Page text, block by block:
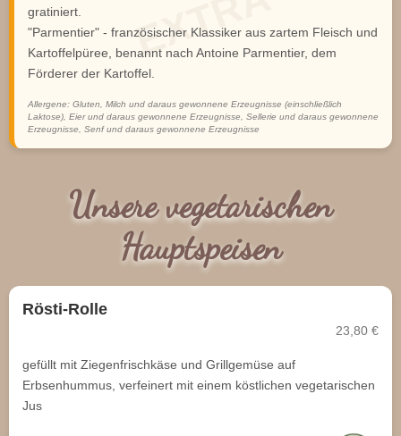
gratiniert.
"Parmentier" - französischer Klassiker aus zartem Fleisch und
Kartoffelpüree, benannt nach Antoine Parmentier, dem
Förderer der Kartoffel.
Allergene: Gluten, Milch und daraus gewonnene Erzeugnisse (einschließlich
Laktose), Eier und daraus gewonnene Erzeugnisse, Sellerie und daraus gewonnene
Erzeugnisse, Senf und daraus gewonnene Erzeugnisse
Unsere vegetarischen
Hauptspeisen
Rösti-Rolle
23,80 €
gefüllt mit Ziegenfrischkäse und Grillgemüse auf
Erbsenhummus, verfeinert mit einem köstlichen vegetarischen
Jus